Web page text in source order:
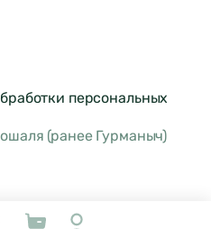
персональных
(ранее Гурманыч)